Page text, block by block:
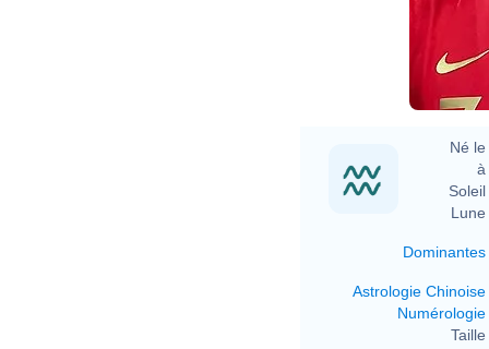
Né le
à
Soleil
Lune
Dominantes
Astrologie Chinoise
Numérologie
Taille